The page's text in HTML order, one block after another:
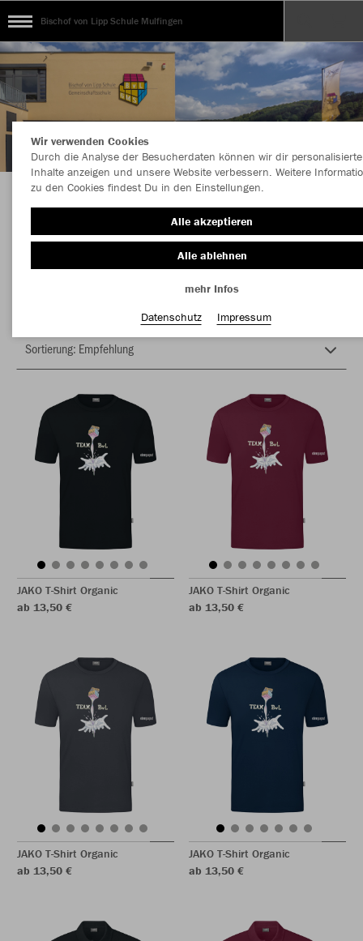
Bischof von Lipp Schule Mulfingen
Bestellaktion Schulkollekion 29.9.-2.11.2025
Farbe
JAKO T-Shirt Organic
ab 13,50 €
JAKO T-Shirt Organic
ab 13,50 €
JAKO T-Shirt Organic
ab 13,50 €
JAKO T-Shirt Organic
ab 13,50 €
Wir verwenden Cookies
Durch die Analyse der Besucherdaten können wir dir personalisierte
Inhalte anzeigen und unsere Website verbessern. Weitere
zu den Cookies findest Du in den Einstellungen.
Alle akzeptieren
Alle ablehnen
mehr Infos
Datenschutz
Impressum